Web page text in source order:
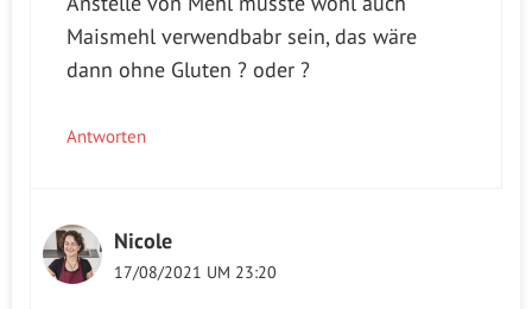
Maismehl verwendbabr sein, das wäre
dann ohne Gluten ? oder ?
Antworten
Nicole
17/08/2021 UM 23:20